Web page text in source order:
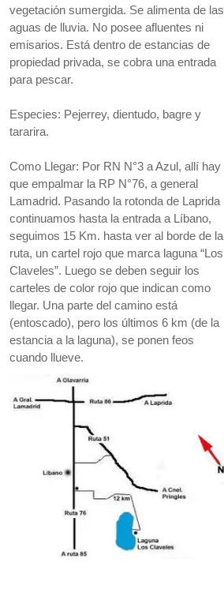
vegetación sumergida. Se alimenta de las
aguas de lluvia. No posee afluentes ni
emisarios. Está dentro de estancias de
propiedad privada, se cobra una entrada
para pescar.
Especies: Pejerrey, dientudo, bagre y
tararira.
Como Llegar: Por RN N°3 a Azul, allí hay
que empalmar la RP N°76, a general
Lamadrid. Pasando la rotonda de Laprida
continuamos hasta la entrada a Líbano,
seguimos 15 Km. hasta ver al borde de la
ruta, un cartel rojo que marca laguna “Los
Claveles”. Luego se deben seguir los
carteles de color rojo que indican como
llegar. Una parte del camino está
(entoscado), pero los últimos 6 km (de la
estancia a la laguna), se ponen feos
cuando llueve.